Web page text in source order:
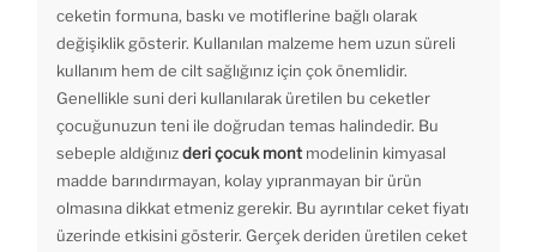
ceketin formuna, baskı ve motiflerine bağlı olarak
değişiklik gösterir. Kullanılan malzeme hem uzun süreli
kullanım hem de cilt sağlığınız için çok önemlidir.
Genellikle suni deri kullanılarak üretilen bu ceketler
çocuğunuzun teni ile doğrudan temas halindedir. Bu
sebeple aldığınızderi çocuk mont modelinin kimyasal
madde barındırmayan, kolay yıpranmayan bir ürün
olmasına dikkat etmeniz gerekir. Bu ayrıntılar ceket fiyatı
üzerinde etkisini gösterir. Gerçek deriden üretilen ceket